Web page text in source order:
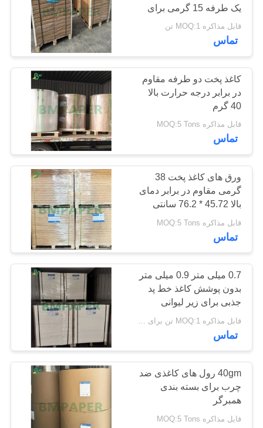
کاغذ هنر براق
398
کاغذ بدون پوشش
چوبی
261
تخته کاغذ SBS
338
یک طرفه 15 گرمی برای
متر
قابل مذاکره MOQ:1 تن
تماس
کاغذ پخت دو طرفه مقاوم
در برابر درجه حرارت بالا
40 گرم
قابل مذاکره MOQ:5 Tons
تماس
ورق های کاغذ پخت 38
گرمی مقاوم در برابر دمای
بالا 45.72 * 76.2 سانتی
متر
قابل مذاکره MOQ:5 Tons
تماس
0.7 میلی متر 0.9 میلی متر
بدون پوشش کاغذ خط پد
جذبی برای زیر لیوانی
نوشیدنی 70 در 100 سانتی
متر
قابل مذاکره MOQ:1 تن برای اندازه مشترک و 10 تن برای اندازه خاص
تماس
40gm رول های کاغذی ضد
چرب برای بسته بندی
همبرگر
قابل مذاکره MOQ:5 Tons